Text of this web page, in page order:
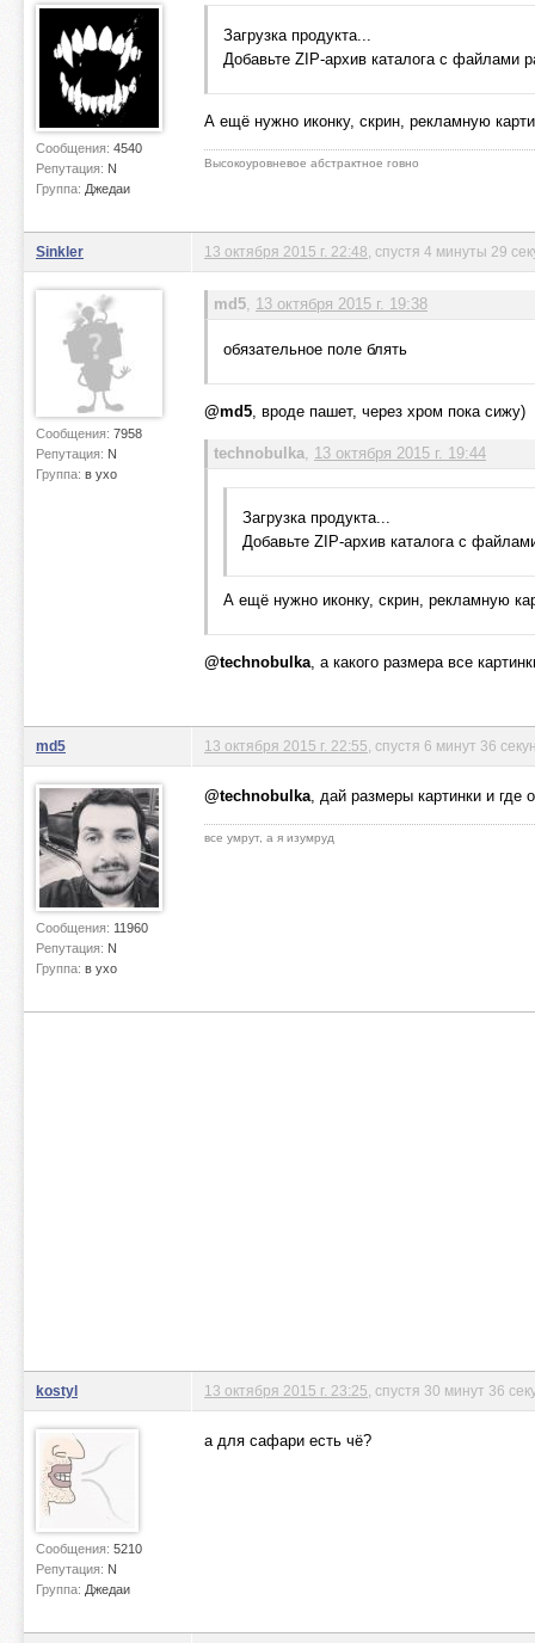
Сообщения: 4540
Репутация: N
Группа: Джедаи
Загрузка продукта...
Добавьте ZIP-архив каталога с файлами
А ещё нужно иконку, скрин, рекламную
Высокоуровневое абстрактное говно
Sinkler
Сообщения: 7958
Репутация: N
Группа: в ухо
13 октября 2015 г. 22:48 , спустя 4 минуты 29
md5, 13 октября 2015 г. 19:38
обязательное поле блять
@md5, вроде пашет, через хром пока сижу)
technobulka, 13 октября 2015 г. 19:44
Загрузка продукта...
Добавьте ZIP-архив каталога с
А ещё нужно иконку, скрин, рекламную
@technobulka, а какого размера все
md5
Сообщения: 11960
Репутация: N
Группа: в ухо
13 октября 2015 г. 22:55 , спустя 6 минут 36
@technobulka, дай размеры картинки и где
все умрут, а я изумруд
kostyl
Сообщения: 5210
Репутация: N
Группа: Джедаи
13 октября 2015 г. 23:25 , спустя 30 минут 36
а для сафари есть чё?